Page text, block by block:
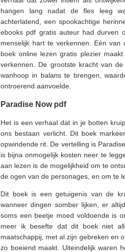
hangen lang nadat de fles leeg
achterlatend, een spookachtige
ebooks pdf gratis auteur had durven
menselijk hart te verkennen. Eén
boek online lezen gratis plezier
verkennen. De grootste kracht van
wanhoop in balans te brengen,
ontroerend aanvoelde.
Paradise Now pdf
Het is een verhaal dat in je botten
ons bestaan verlicht. Dit boek
opwindende rit. De vertelling is
is bijna onmogelijk kosten neer te
aan lezen is de mogelijkheid om te
de ogen van de personages, en om te
Dit boek is een getuigenis van de
wanneer dingen somber lijken, er
soms een beetje moed voldoende is
meer ik besefte dat dit boek niet
maatschappij, met al zijn gebreken en
zo boeiend maakt. Uiteindelijk waren